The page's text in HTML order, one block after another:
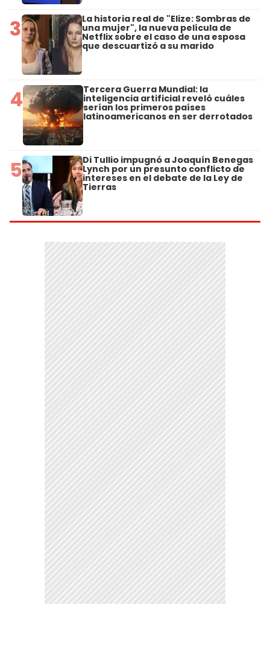
3 La historia real de "Elize: Sombras de
una mujer", la nueva película de
Netflix sobre el caso de una esposa
que descuartizó a su marido
4 Tercera Guerra Mundial: la
inteligencia artificial reveló cuáles
serían los primeros países
latinoamericanos en ser derrotados
5 Di Tullio impugnó a Joaquín Benegas
Lynch por un presunto conflicto de
intereses en el debate de la Ley de
Tierras